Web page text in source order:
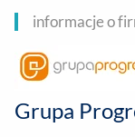
informacje o
Grupa